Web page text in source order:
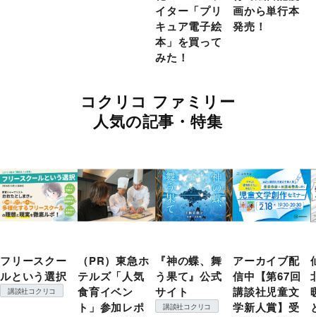
イター「プリ
キュア電子絵
本」を買って
みた！
画から単行本
発売！
コクリコ ファミリー
人気の記事・特集
フリースクー
ルという選択
講談社コクリコ
（PR）東急ホ
テルズ「人気
食育イベン
ト」参加レポ
『神の蝶、舞
う果て』公式
サイト
講談社コクリコ
アーカイブ配
信中【第67回
講談社児童文
学新人賞】受